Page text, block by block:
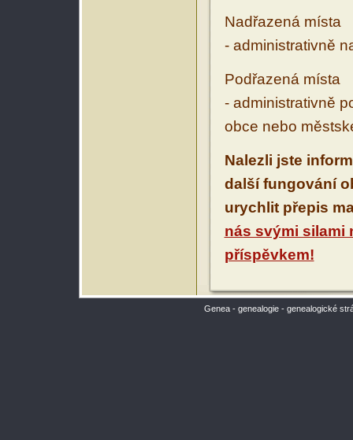
Nadřazená místa
- administrativně
Podřazená místa
- administrativně
obce nebo
Nalezli jste
další fungování
urychlit přepis
nás svými silami
příspěvkem!
Genea - genealogie - genealogické